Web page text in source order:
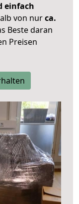
einfach
von nurca.
Beste daran
Preisen